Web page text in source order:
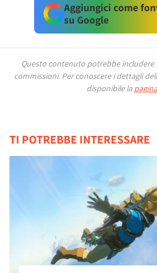
Aggiungici come
su Google
Questo contenuto potrebbe includere
commissioni. Per conoscere i dettagli
disponibile la
TI POTREBBE INTERESSARE